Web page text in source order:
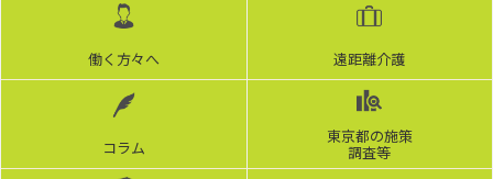
働く方々へ 遠距離介護
コラム
東京都の施策
調査等